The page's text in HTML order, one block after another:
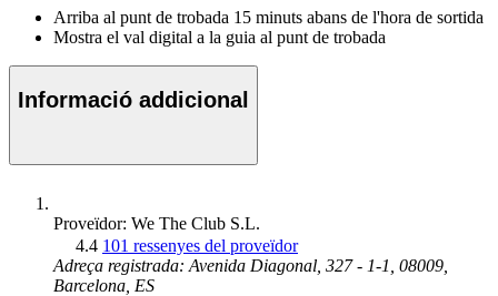
Arriba al punt de trobada 15 minuts abans de l'hora de sortida
Mostra el val digital a la guia al punt de trobada
Informació addicional
Proveïdor: We The Club S.L.
4.4 101 ressenyes del proveïdor
Adreça registrada: Avenida Diagonal, 327 - 1-1, 08009,
Barcelona, ES